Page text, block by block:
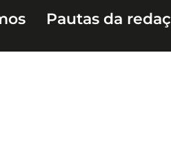
Pautas da